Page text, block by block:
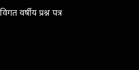
विगत वर्षीय प्रश्न पत्र